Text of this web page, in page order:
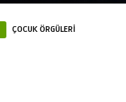
ÇOCUK ÖRGÜLERİ